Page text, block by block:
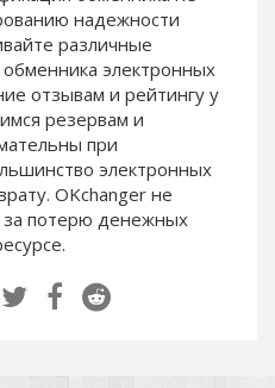
надежности
различные
электронных
отзывам и рейтингу у
резервам и
при
электронных
OKchanger не
за потерю денежных
Capitalist EUR
Payoneer USD
Payoneer EUR
Revolut Binance USD
(BUSD)
Revolut USD
Revolut EUR
Revolut GBP
Piastrix RUB